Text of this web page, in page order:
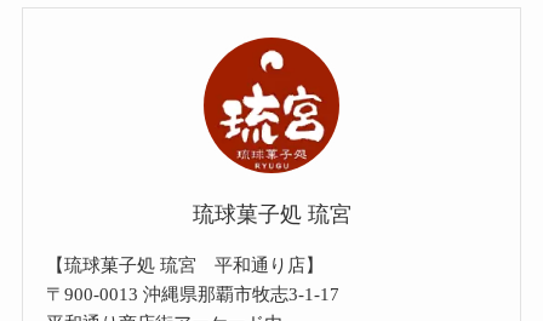
琉球菓子処 琉宮
【琉球菓子処 琉宮 平和通り店】
〒900-0013 沖縄県那覇市牧志3-1-17